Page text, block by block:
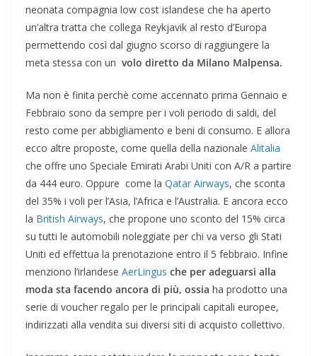
neonata compagnia low cost islandese che ha aperto
un’altra tratta che collega Reykjavik al resto d’Europa
permettendo così dal giugno scorso di raggiungere la
meta stessa con un volo diretto da Milano Malpensa.
Ma non è finita perchè come accennato prima Gennaio e
Febbraio sono da sempre per i voli periodo di saldi, del
resto come per abbigliamento e beni di consumo. E allora
ecco altre proposte, come quella della nazionale Alitalia
che offre uno Speciale Emirati Arabi Uniti con A/R a partire
da 444 euro. Oppure come la Qatar Airways, che sconta
del 35% i voli per l’Asia, l’Africa e l’Australia. E ancora ecco
la British Airways, che propone uno sconto del 15% circa
su tutti le automobili noleggiate per chi va verso gli Stati
Uniti ed effettua la prenotazione entro il 5 febbraio. Infine
menziono l’irlandese AerLingus che per adeguarsi alla
moda sta facendo ancora di più, ossia ha prodotto una
serie di voucher regalo per le principali capitali europee,
indirizzati alla vendita sui diversi siti di acquisto collettivo.